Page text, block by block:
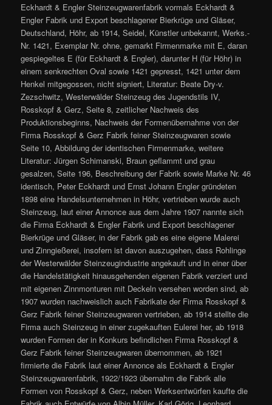
Eckhardt & Engler Steinzeugwarenfabrik vormals Eckhardt &
Engler Fabrik und Export beschlagener Bierkrüge und Gläser,
Deutschland, Höhr, ab 1914, Seidel, Künstler unbekannt, Werks.-
Nr. 1421, Exemplar Nr. ohne, gemarkt Firmenmarke mit E, daran
gespiegeltes E (für Eckhardt & Engler), darunter H (für Höhr) in
einem senkrechten Oval sowie 1421 gepresst, 1421 unter dem
Henkel mitgegossen, nicht signiert, Literatur: Beate Dry-v.
Zezschwitz, Westerwälder Steinzeug des Jugendstils IV,
Rosskopf & Gerz, Seite 8, zeitlicher Nachweis des
Produktionsbeginns, Nachweis der Formenübernahme von der
Firma Rosskopf & Gerz Fabrik feiner Steinzeugwaren sowie
Seite 10, Abbildung der identischen Firmenmarke, weitere
Literatur: Jürgen Schimanski, Braun geflammt und grau
gesalzen, Seite 196, Beschreibung der Fabrik sowie Marke Nr. 46
identisch, Peter Eckhardt und Ernst Johann Engler gründeten
1898 eine Handelsunternehmen in Höhr, vertrieben wurde auch
Steinzeug, laut einer Annonce aus dem Jahre 1907 nannte sich
die Firma Eckhardt & Engler Fabrik und Export beschlagener
Bierkrüge und Gläser, in der Fabrik gab es eine eigene Malerei
und Zinngießerei, insofern ist davon auszugehen, dass Rohlinge
der Westerwälder Steinzeugindustrie angekauft und in einer über
die Handelstätigkeit hinausgehenden eigenen Fabrik verziert und
mit eigenen Zinnmonturen mit Deckeln versehen worden sind, ab
1907 wurden nachweislich auch Fabrikate der Firma Rosskopf &
Gerz Fabrik feiner Steinzeugwaren vertrieben, ab 1914 stellte die
Firma auch Steinzeug in einer zugekauften Eulerei her, ab 1918
wurden Formen der in Konkurs befindlichen Firma Rosskopf &
Gerz Fabrik feiner Steinzeugwaren übernommen, ab 1921
firmierte die Fabrik laut einer Annonce als Eckhardt & Engler
Steinzeugwarenfabrik, 1922/1923 übernahm die Fabrik alle
Formen von Rosskopf & Gerz, neben Werksentwürfen kaufte die